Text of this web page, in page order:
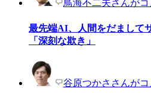
鳥海不二夫さんが
最先端AI、人間をだまして
「深刻な欺き」
谷原つかささんが